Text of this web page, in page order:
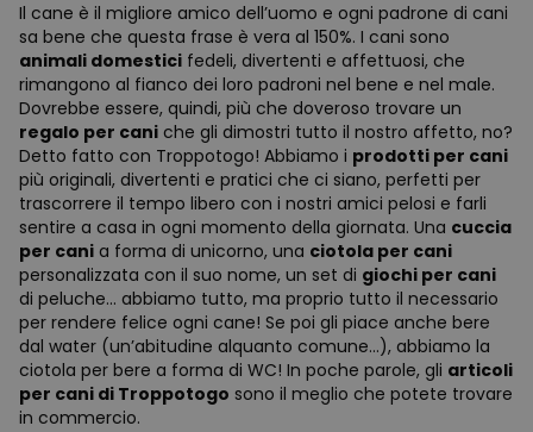
Il cane è il migliore amico dell’uomo e ogni padrone di cani
sa bene che questa frase è vera al 150%. I cani sono
animali domestici fedeli, divertenti e affettuosi, che
rimangono al fianco dei loro padroni nel bene e nel male.
Dovrebbe essere, quindi, più che doveroso trovare un
regalo per cani che gli dimostri tutto il nostro affetto, no?
Detto fatto con Troppotogo! Abbiamo i prodotti per cani
più originali, divertenti e pratici che ci siano, perfetti per
trascorrere il tempo libero con i nostri amici pelosi e farli
sentire a casa in ogni momento della giornata. Una cuccia
per cani a forma di unicorno, una ciotola per cani
personalizzata con il suo nome, un set di giochi per cani
di peluche... abbiamo tutto, ma proprio tutto il necessario
per rendere felice ogni cane! Se poi gli piace anche bere
dal water (un’abitudine alquanto comune...), abbiamo la
ciotola per bere a forma di WC! In poche parole, gli articoli
per cani di Troppotogo sono il meglio che potete trovare
in commercio.